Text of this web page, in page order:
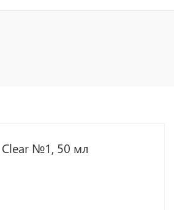
Clear №1, 50 мл